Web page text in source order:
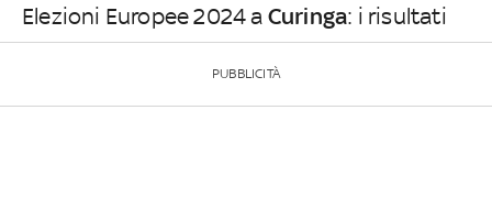
Elezioni Europee 2024 a Curinga: i risultati
PUBBLICITÀ